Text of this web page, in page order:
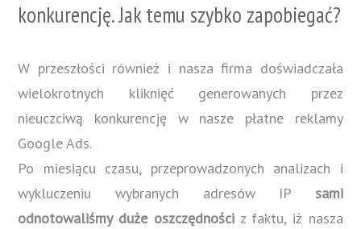
konkurencję. Jak temu szybko zapobiegać?
W przeszłości również i nasza firma doświadczała
wielokrotnych kliknięć generowanych przez
nieuczciwą konkurencję w nasze płatne reklamy
Google Ads.
Po miesiącu czasu, przeprowadzonych analizach i
wykluczeniu wybranych adresów IP sami
odnotowaliśmy duże oszczędnościz faktu, iż nasza